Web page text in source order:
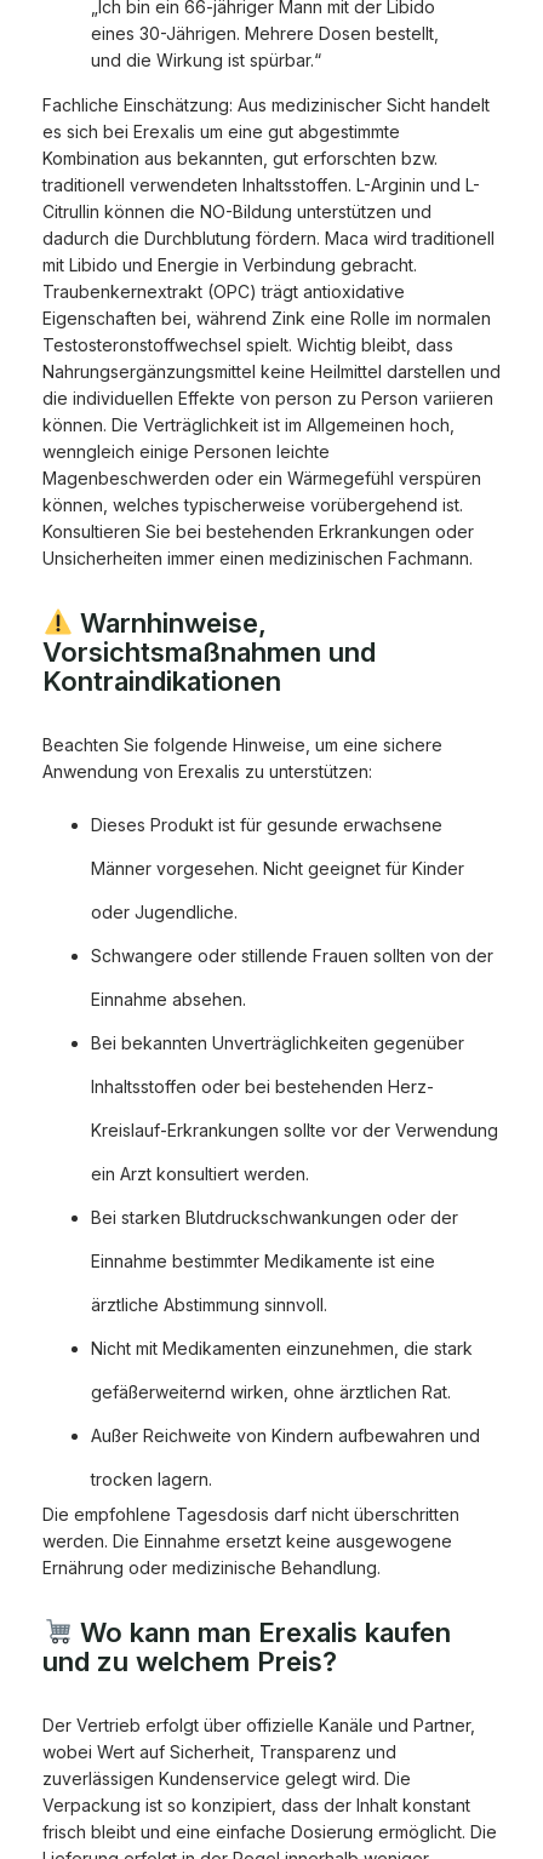
„Ich bin ein 66-jähriger Mann mit der Libido
eines 30-Jährigen. Mehrere Dosen bestellt,
und die Wirkung ist spürbar.“
Fachliche Einschätzung: Aus medizinischer Sicht handelt
es sich bei Erexalis um eine gut abgestimmte
Kombination aus bekannten, gut erforschten bzw.
traditionell verwendeten Inhaltsstoffen. L-Arginin und L-
Citrullin können die NO-Bildung unterstützen und
dadurch die Durchblutung fördern. Maca wird traditionell
mit Libido und Energie in Verbindung gebracht.
Traubenkernextrakt (OPC) trägt antioxidative
Eigenschaften bei, während Zink eine Rolle im normalen
Testosteronstoffwechsel spielt. Wichtig bleibt, dass
Nahrungsergänzungsmittel keine Heilmittel darstellen und
die individuellen Effekte von person zu Person variieren
können. Die Verträglichkeit ist im Allgemeinen hoch,
wenngleich einige Personen leichte
Magenbeschwerden oder ein Wärmegefühl verspüren
können, welches typischerweise vorübergehend ist.
Konsultieren Sie bei bestehenden Erkrankungen oder
Unsicherheiten immer einen medizinischen Fachmann.
Warnhinweise,
Vorsichtsmaßnahmen und
Kontraindikationen
Beachten Sie folgende Hinweise, um eine sichere
Anwendung von Erexalis zu unterstützen:
Dieses Produkt ist für gesunde erwachsene
Männer vorgesehen. Nicht geeignet für Kinder
oder Jugendliche.
Schwangere oder stillende Frauen sollten von der
Einnahme absehen.
Bei bekannten Unverträglichkeiten gegenüber
Inhaltsstoffen oder bei bestehenden Herz-
Kreislauf-Erkrankungen sollte vor der Verwendung
ein Arzt konsultiert werden.
Bei starken Blutdruckschwankungen oder der
Einnahme bestimmter Medikamente ist eine
ärztliche Abstimmung sinnvoll.
Nicht mit Medikamenten einzunehmen, die stark
gefäßerweiternd wirken, ohne ärztlichen Rat.
Außer Reichweite von Kindern aufbewahren und
trocken lagern.
Die empfohlene Tagesdosis darf nicht überschritten
werden. Die Einnahme ersetzt keine ausgewogene
Ernährung oder medizinische Behandlung.
Wo kann man Erexalis kaufen
und zu welchem Preis?
Der Vertrieb erfolgt über offizielle Kanäle und Partner,
wobei Wert auf Sicherheit, Transparenz und
zuverlässigen Kundenservice gelegt wird. Die
Verpackung ist so konzipiert, dass der Inhalt konstant
frisch bleibt und eine einfache Dosierung ermöglicht. Die